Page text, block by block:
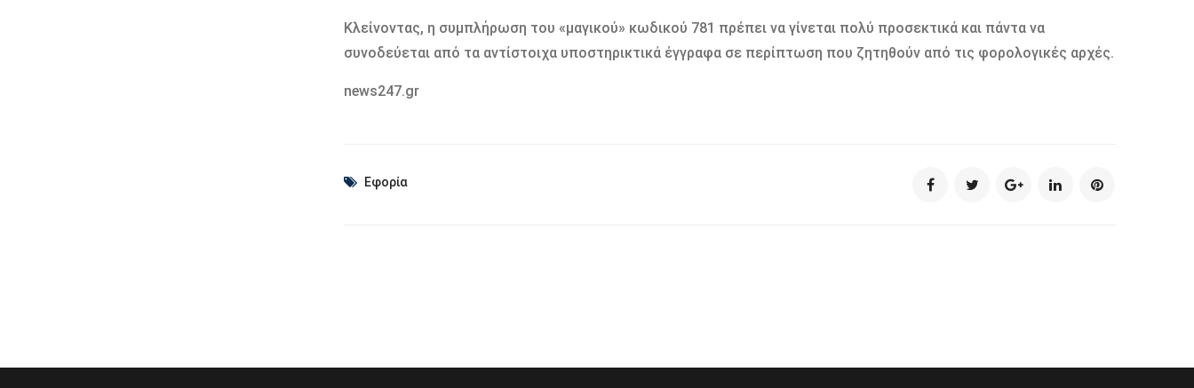
Κλείνοντας, η συμπλήρωση του «μαγικού» κωδικού 781 πρέπει να γίνεται πολύ προσεκτικά και πάντα να
συνοδεύεται από τα αντίστοιχα υποστηρικτικά έγγραφα σε περίπτωση που ζητηθούν από τις φορολογικές αρχές.
news247.gr
Εφορία